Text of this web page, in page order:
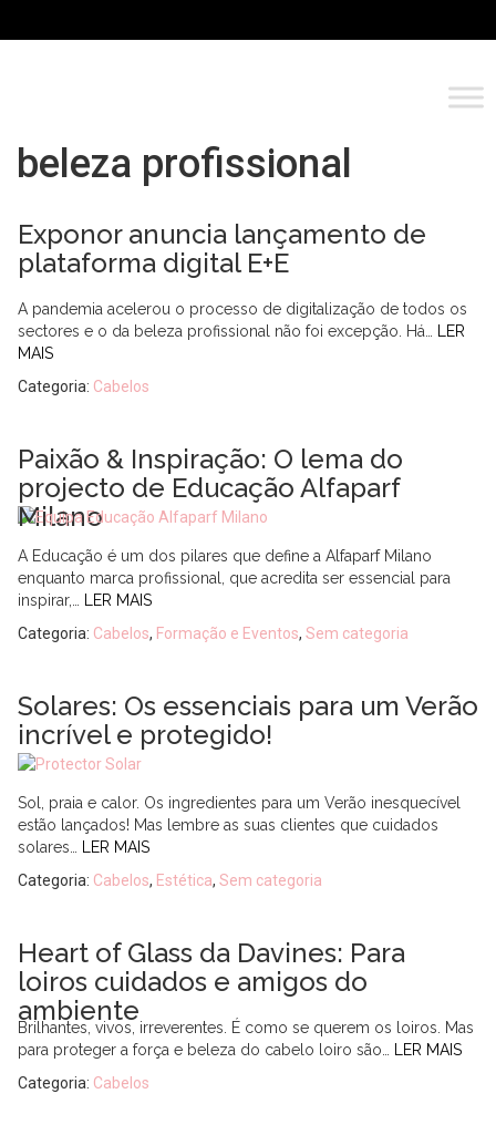
beleza profissional
Exponor anuncia lançamento de
plataforma digital E+E
A pandemia acelerou o processo de digitalização de todos os
sectores e o da beleza profissional não foi excepção. Há…
LER
MAIS
Categoria: Cabelos
Paixão & Inspiração: O lema do
projecto de Educação Alfaparf
Milano
A Educação é um dos pilares que define a Alfaparf Milano
enquanto marca profissional, que acredita ser essencial para
inspirar,…
LER MAIS
Categoria: Cabelos, Formação e Eventos, Sem categoria
Solares: Os essenciais para um Verão
incrível e protegido!
Sol, praia e calor. Os ingredientes para um Verão inesquecível
estão lançados! Mas lembre as suas clientes que cuidados
solares…
LER MAIS
Categoria: Cabelos, Estética, Sem categoria
Heart of Glass da Davines: Para
loiros cuidados e amigos do
ambiente
Brilhantes, vivos, irreverentes. É como se querem os loiros. Mas
para proteger a força e beleza do cabelo loiro são…
LER MAIS
Categoria: Cabelos